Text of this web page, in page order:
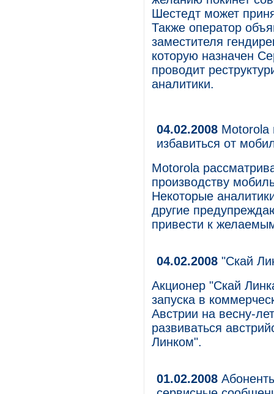
Шестедт может
Также оператор
заместителя
которую назначен
проводит
аналитики.
04.02.2008 Motorola
избавиться от
Motorola
производству
Некоторые
другие
привести к
04.02.2008 "Скай
Акционер "Скай
запуска в
Австрии на весну-
развиваться
Линком".
01.02.2008